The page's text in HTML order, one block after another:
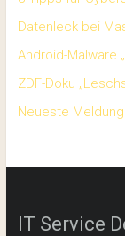
Datenleck bei
Android-Malware
ZDF-Doku
Neueste
IT Service